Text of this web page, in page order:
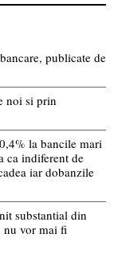
publicate de
noi si prin
la bancile mari
ca indiferent de
iar dobanzile
substantial din
nu vor mai fi